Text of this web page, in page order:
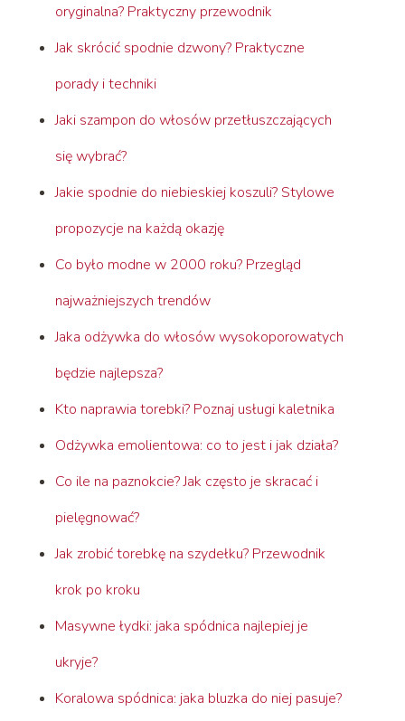
oryginalna? Praktyczny przewodnik
Jak skrócić spodnie dzwony? Praktyczne
porady i techniki
Jaki szampon do włosów przetłuszczających
się wybrać?
Jakie spodnie do niebieskiej koszuli? Stylowe
propozycje na każdą okazję
Co było modne w 2000 roku? Przegląd
najważniejszych trendów
Jaka odżywka do włosów wysokoporowatych
będzie najlepsza?
Kto naprawia torebki? Poznaj usługi kaletnika
Odżywka emolientowa: co to jest i jak działa?
Co ile na paznokcie? Jak często je skracać i
pielęgnować?
Jak zrobić torebkę na szydełku? Przewodnik
krok po kroku
Masywne łydki: jaka spódnica najlepiej je
ukryje?
Koralowa spódnica: jaka bluzka do niej pasuje?